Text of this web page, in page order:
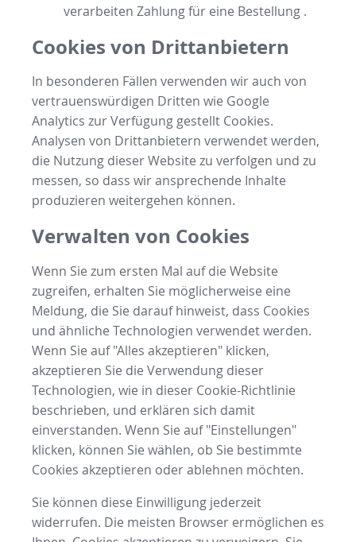
verarbeiten Zahlung für eine Bestellung .
Cookies von Drittanbietern
In besonderen Fällen verwenden wir auch von
vertrauenswürdigen Dritten wie Google
Analytics zur Verfügung gestellt Cookies.
Analysen von Drittanbietern verwendet werden,
die Nutzung dieser Website zu verfolgen und zu
messen, so dass wir ansprechende Inhalte
produzieren weitergehen können.
Verwalten von Cookies
Wenn Sie zum ersten Mal auf die Website
zugreifen, erhalten Sie möglicherweise eine
Meldung, die Sie darauf hinweist, dass Cookies
und ähnliche Technologien verwendet werden.
Wenn Sie auf "Alles akzeptieren" klicken,
akzeptieren Sie die Verwendung dieser
Technologien, wie in dieser Cookie-Richtlinie
beschrieben, und erklären sich damit
einverstanden. Wenn Sie auf "Einstellungen"
klicken, können Sie wählen, ob Sie bestimmte
Cookies akzeptieren oder ablehnen möchten.
Sie können diese Einwilligung jederzeit
widerrufen. Die meisten Browser ermöglichen es